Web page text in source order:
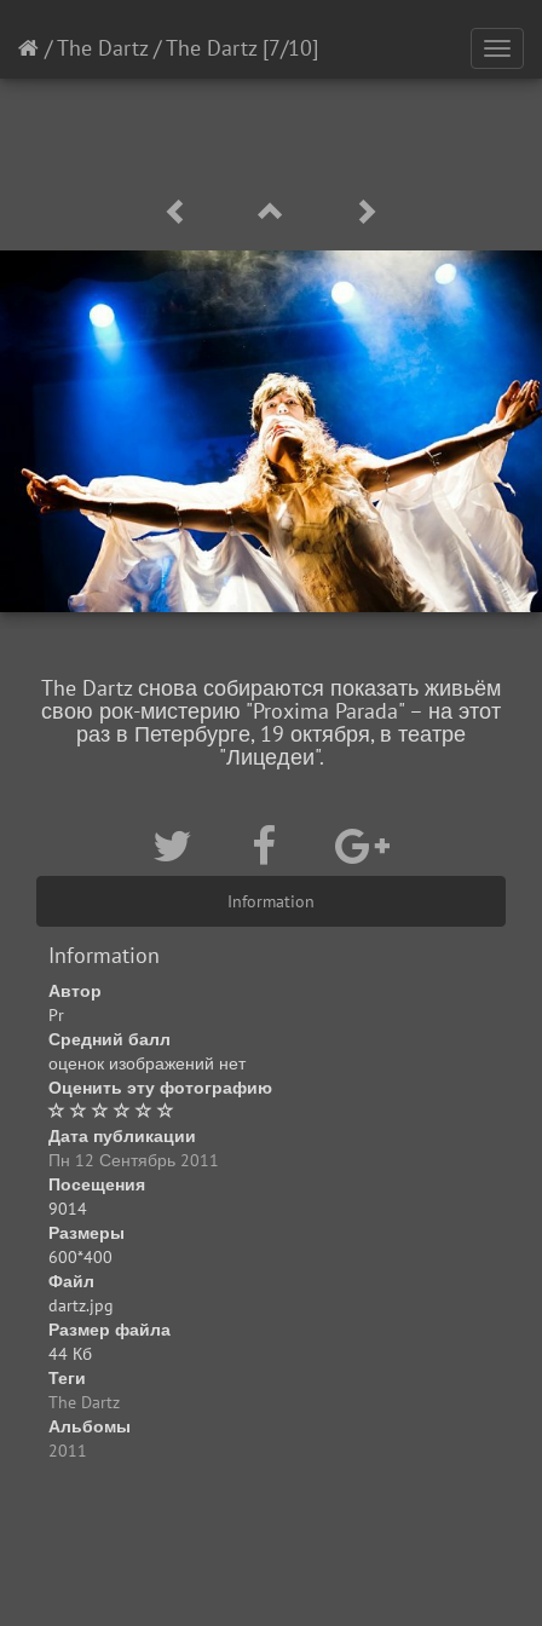
/The Dartz /The Dartz [7/10]
The Dartz снова собираются показать живьём
свою рок-мистерию "Proxima Parada" – на этот
раз в Петербурге, 19 октября, в театре
"Лицедеи".
Information
Information
Автор
Pr
Средний балл
оценок изображений нет
Оценить эту фотографию
Дата публикации
Пн 12 Сентябрь 2011
Посещения
9014
Размеры
600*400
Файл
dartz.jpg
Размер файла
44 Кб
Теги
The Dartz
Альбомы
2011